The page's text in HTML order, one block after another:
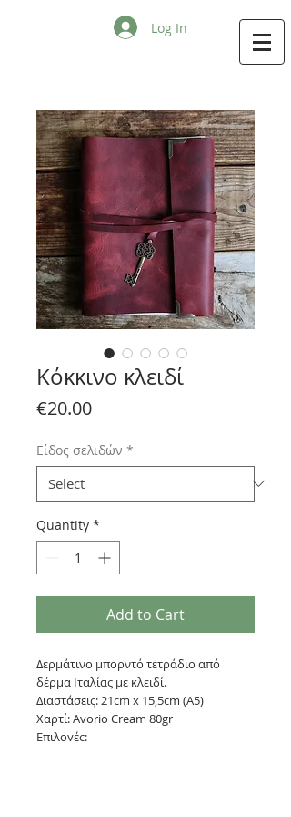
Log In
Κόκκινο κλειδί
€20.00Price
Είδος σελιδών *
Quantity *
Add to Cart
Δερμάτινο μπορντό τετράδιο από
δέρμα Ιταλίας με κλειδί.
Διαστάσεις: 21cm x 15,5cm (Α5)
Χαρτί: Avorio Cream 80gr
Επιλογές: